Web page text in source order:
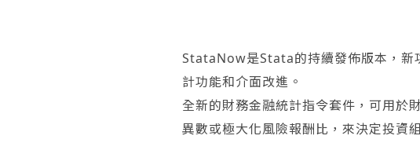
StataNow是Stata的持續發佈版本，新
計功能和介面改進。
全新的財務金融統計指令套件，可用於
異數或極大化風險報酬比，來決定投資